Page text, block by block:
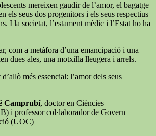
mereixen gaudir de l’amor, el bagatge
els seus dos progenitors i els seus respectius
I la societat, l’estament mèdic i l’Estat ho ha
com a metàfora d’una emancipació i una
dues ales, una motxilla lleugera i arrels.
més essencial: l’amor dels seus
Camprubí, doctor en Ciències
i professor col·laborador de Govern
(UOC)